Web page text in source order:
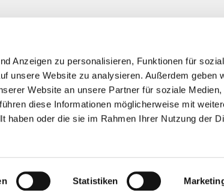
Anzeigen zu personalisieren, Funktionen für
unsere Website zu analysieren. Außerdem geben
Website an unsere Partner für soziale Medien,
diese Informationen möglicherweise mit
haben oder die sie im Rahmen Ihrer Nutzung der
Statistiken